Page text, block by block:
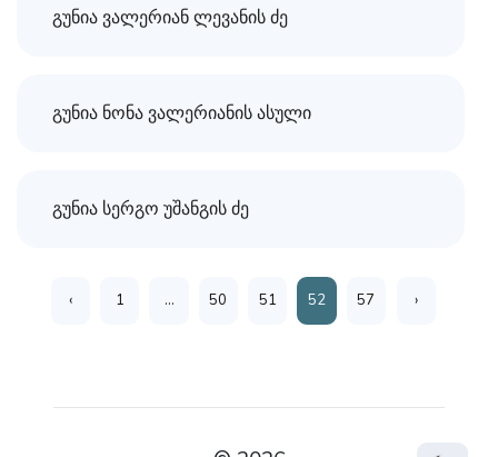
გუნია ვალერიან ლევანის ძე
გუნია ნონა ვალერიანის ასული
გუნია სერგო უშანგის ძე
‹ 1 ... 50 51 52 57 ›